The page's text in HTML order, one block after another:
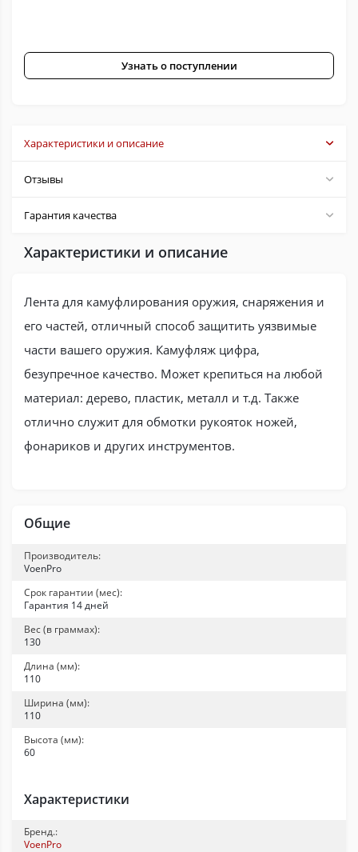
Узнать о поступлении
Характеристики и описание
Отзывы
Гарантия качества
Характеристики и описание
Лента для камуфлирования оружия, снаряжения и
его частей, отличный способ защитить уязвимые
части вашего оружия. Камуфляж цифра,
безупречное качество. Может крепиться на любой
материал: дерево, пластик, металл и т.д. Также
отлично служит для обмотки рукояток ножей,
фонариков и других инструментов.
Общие
Производитель:
VoenPro
Срок гарантии (мес):
Гарантия 14 дней
Вес (в граммах):
130
Длина (мм):
110
Ширина (мм):
110
Высота (мм):
60
Характеристики
Бренд.:
VoenPro